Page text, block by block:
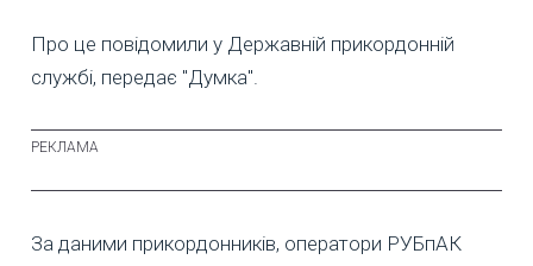
Про це повідомили у Державній прикордонній
службі, передає "Думка".
За даними прикордонників, оператори РУБпАК